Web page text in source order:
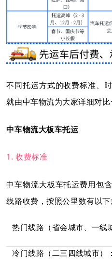
不同托运方式的收费标准、
就由中车物流为大家详细对比
中车物流大板车托运
1. 收费标准
中车物流大板车托运费用包
线路收费，按照公里数有以下
热门线路（省会城市、一线
冷门线路（二三四线城市）